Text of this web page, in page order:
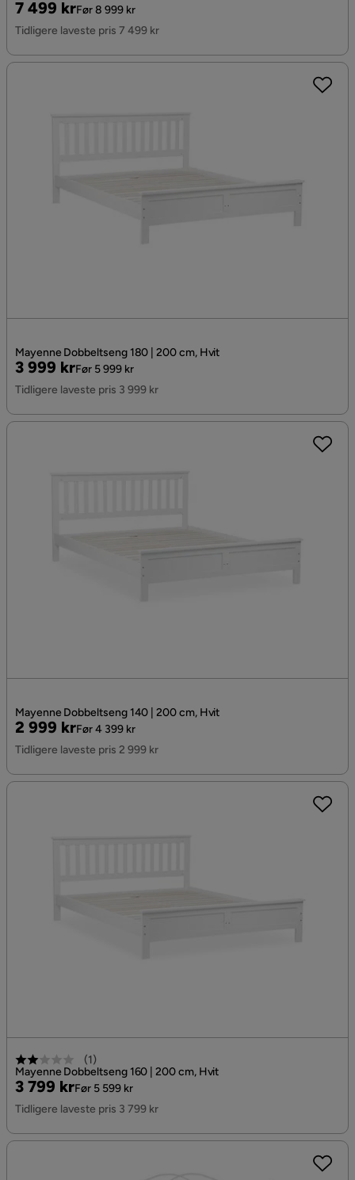
Pris
7 499 kr
Original
Pris
Før 8 999 kr
Tidligere laveste pris 7 499 kr
Mayenne Dobbeltseng 180 | 200 cm, Hvit
Pris
3 999 kr
Original
Pris
Før 5 999 kr
Tidligere laveste pris 3 999 kr
Mayenne Dobbeltseng 140 | 200 cm, Hvit
Pris
2 999 kr
Original
Pris
Før 4 399 kr
Tidligere laveste pris 2 999 kr
(1)
Mayenne Dobbeltseng 160 | 200 cm, Hvit
Pris
3 799 kr
Original
Pris
Før 5 599 kr
Tidligere laveste pris 3 799 kr